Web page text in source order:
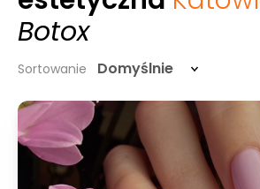
Botox
Sortowanie Domyślnie